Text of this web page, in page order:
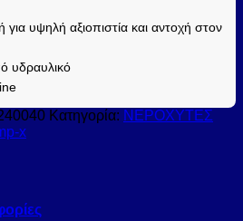
υψηλή αξιοπιστία και αντοχή στον
υδραυλικό
Κατηγορία: ΝΕΡΟΧΥΤΕΣ
x